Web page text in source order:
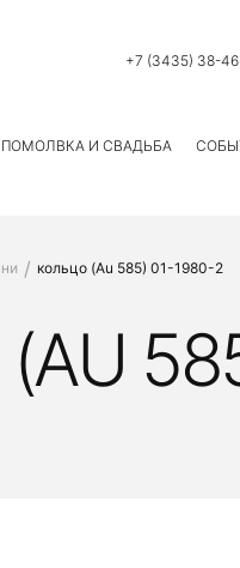
+7 (3435) 38-
ПОМОЛВКА И СВАДЬБА
кольцо (Au 585) 01-1980-2